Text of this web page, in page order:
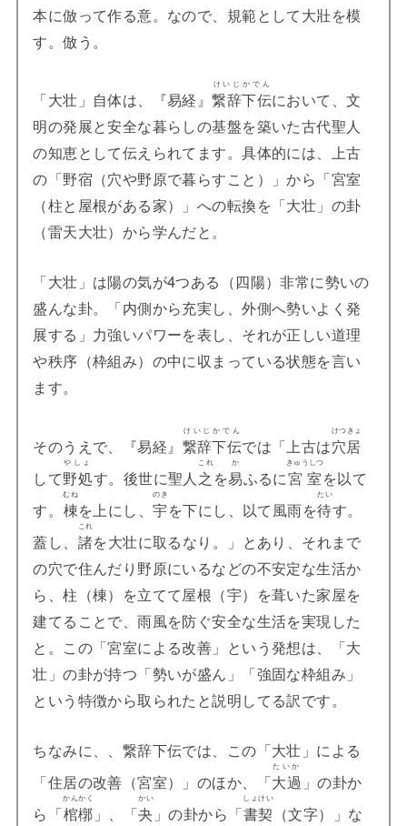
本に倣って作る意。なので、規範として大壯を模
す。倣う。
「大壮」自体は、『易経』繋辞下伝
けいじかでん
において、文
明の発展と安全な暮らしの基盤を築いた古代聖人
の知恵として伝えられてます。具体的には、上古
の「野宿（穴や野原で暮らすこと）」から「宮室
（柱と屋根がある家）」への転換を「大壮」の卦
（雷天大壮）から学んだと。
「大壮」は陽の気が4つある（四陽）非常に勢いの
盛んな卦。「内側から充実し、外側へ勢いよく発
展する」力強いパワーを表し、それが正しい道理
や秩序（枠組み）の中に収まっている状態を言い
ます。
そのうえで、『易経』 繋辞下伝
けいじかでん
では「上古は穴居
けつきょ
して野処
やしょ
す。後世に聖人 之
これ
を易
か
ふるに宮室
きゅうしつ
を以て
す。 棟
むね
を上にし、宇
のき
を下にし、以て風雨を待
たい
す。
蓋し、 諸
これ
を大壮に取るなり。」とあり、それまで
の穴で住んだり野原にいるなどの不安定な生活か
ら、柱（棟）を立てて屋根（宇）を葺いた家屋を
建てることで、雨風を防ぐ安全な生活を実現した
と。この「宮室による改善」という発想は、「大
壮」の卦が持つ「勢いが盛ん」「強固な枠組み」
という特徴から取られたと説明してる訳です。
ちなみに、、繋辞下伝では、この「大壮」による
「住居の改善（宮室）」のほか、「大過
たいか
」の卦か
ら「棺槨
かんかく
」、「夬
かい
」の卦から「書契
しょけい
（文字）」な